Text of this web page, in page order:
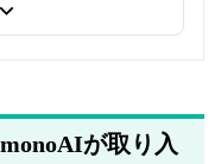
が取り入